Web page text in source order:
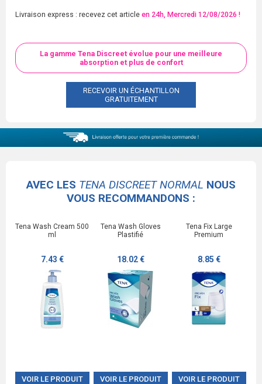
Livraison express : recevez cet article en 24h, Mercredi 12/08/2026 !
La gamme Tena Discreet évolue pour une meilleure
absorption et plus de confort
RECEVOIR UN ÉCHANTILLON
GRATUITEMENT
AVEC LES TENA DISCREET NORMAL NOUS
VOUS RECOMMANDONS :
Tena Wash Cream 500
ml
7.43 €
VOIR LE PRODUIT
Tena Wash Gloves
Plastifié
18.02 €
VOIR LE PRODUIT
Tena Fix Large
Premium
8.85 €
VOIR LE PRODUIT